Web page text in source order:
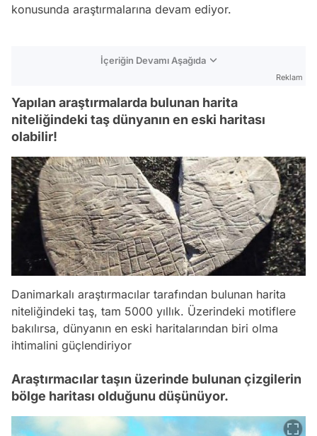
konusunda araştırmalarına devam ediyor.
İçeriğin Devamı Aşağıda
Reklam
Yapılan araştırmalarda bulunan harita
niteliğindeki taş dünyanın en eski haritası
olabilir!
Danimarkalı araştırmacılar tarafından bulunan harita
niteliğindeki taş, tam 5000 yıllık. Üzerindeki motiflere
bakılırsa, dünyanın en eski haritalarından biri olma
ihtimalini güçlendiriyor
Araştırmacılar taşın üzerinde bulunan çizgilerin
bölge haritası olduğunu düşünüyor.